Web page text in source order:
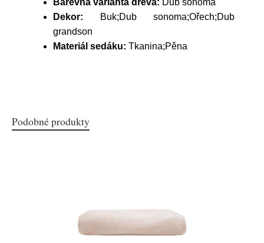
Barevná varianta dřeva: Dub sonoma
Dekor:
Buk;Dub sonoma;Ořech;Dub
grandson
Materiál sedáku: Tkanina;Pěna
Podobné produkty